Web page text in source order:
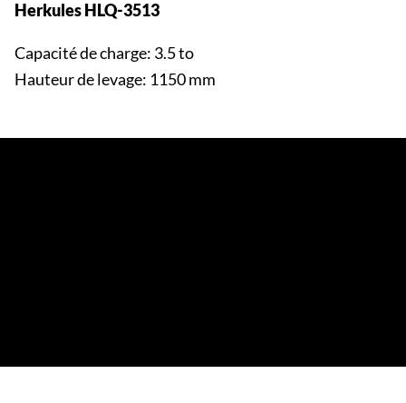
Herkules HLQ-3513
Capacité de charge: 3.5 to
Hauteur de levage: 1150 mm